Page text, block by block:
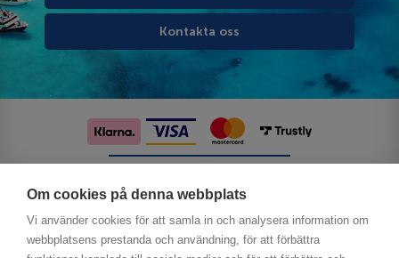
Om cookies på denna webbplats
Vi använder cookies för att samla in och analysera information om
webbplatsens prestanda och användning, för att förbättra
Kontakta oss
Följ oss på sociala medier